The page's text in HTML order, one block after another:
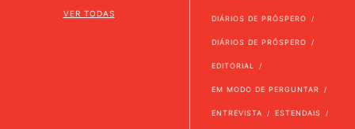
VER TODAS
DIÁRIOS DE PRÓSPERO
DIÁRIOS DE PRÓSPERO
EDITORIAL
EM MODO DE PERGUNTAR
ENTREVISTA ESTENDAIS